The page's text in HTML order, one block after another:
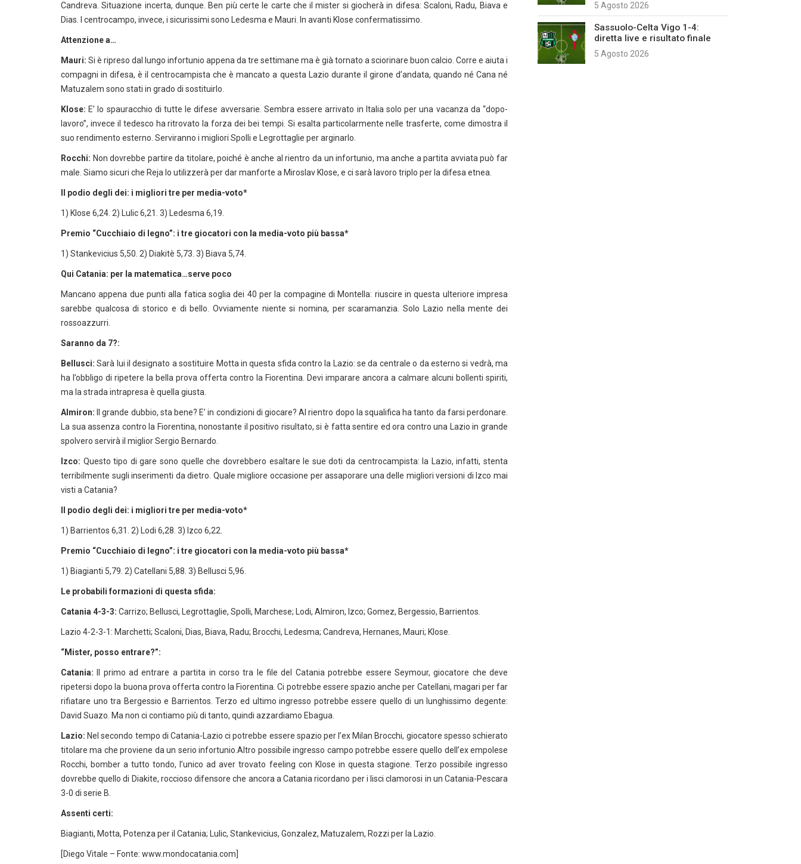
Candreva. Situazione incerta, dunque. Ben più certe le carte che il mister si giocherà in difesa: Scaloni, Radu, Biava e
Dias. I centrocampo, invece, i sicurissimi sono Ledesma e Mauri. In avanti Klose confermatissimo.
Attenzione a…
Mauri: Si è ripreso dal lungo infortunio appena da tre settimane ma è già tornato a sciorinare buon calcio. Corre e aiuta i
compagni in difesa, è il centrocampista che è mancato a questa Lazio durante il girone d’andata, quando né Cana né
Matuzalem sono stati in grado di sostituirlo.
Klose: E’ lo spauracchio di tutte le difese avversarie. Sembra essere arrivato in Italia solo per una vacanza da “dopo-
lavoro”, invece il tedesco ha ritrovato la forza dei bei tempi. Si esalta particolarmente nelle trasferte, come dimostra il
suo rendimento esterno. Serviranno i migliori Spolli e Legrottaglie per arginarlo.
Rocchi: Non dovrebbe partire da titolare, poiché è anche al rientro da un infortunio, ma anche a partita avviata può far
male. Siamo sicuri che Reja lo utilizzerà per dar manforte a Miroslav Klose, e ci sarà lavoro triplo per la difesa etnea.
Il podio degli dei: i migliori tre per media-voto*
1) Klose 6,24. 2) Lulic 6,21. 3) Ledesma 6,19.
Premio “Cucchiaio di legno”: i tre giocatori con la media-voto più bassa*
1) Stankevicius 5,50. 2) Diakitè 5,73. 3) Biava 5,74.
Qui Catania: per la matematica…serve poco
Mancano appena due punti alla fatica soglia dei 40 per la compagine di Montella: riuscire in questa ulteriore impresa
sarebbe qualcosa di storico e di bello. Ovviamente niente si nomina, per scaramanzia. Solo Lazio nella mente dei
rossoazzurri.
Saranno da 7?:
Bellusci: Sarà lui il designato a sostituire Motta in questa sfida contro la Lazio: se da centrale o da esterno si vedrà, ma
ha l’obbligo di ripetere la bella prova offerta contro la Fiorentina. Devi imparare ancora a calmare alcuni bollenti spiriti,
ma la strada intrapresa è quella giusta.
Almiron: Il grande dubbio, sta bene? E’ in condizioni di giocare? Al rientro dopo la squalifica ha tanto da farsi perdonare.
La sua assenza contro la Fiorentina, nonostante il positivo risultato, si è fatta sentire ed ora contro una Lazio in grande
spolvero servirà il miglior Sergio Bernardo.
Izco: Questo tipo di gare sono quelle che dovrebbero esaltare le sue doti da centrocampista: la Lazio, infatti, stenta
terribilmente sugli inserimenti da dietro. Quale migliore occasione per assaporare una delle migliori versioni di Izco mai
visti a Catania?
Il podio degli dei: i migliori tre per media-voto*
1) Barrientos 6,31. 2) Lodi 6,28. 3) Izco 6,22.
Premio “Cucchiaio di legno”: i tre giocatori con la media-voto più bassa*
1) Biagianti 5,79. 2) Catellani 5,88. 3) Bellusci 5,96.
Le probabili formazioni di questa sfida:
Catania 4-3-3: Carrizo; Bellusci, Legrottaglie, Spolli, Marchese; Lodi, Almiron, Izco; Gomez, Bergessio, Barrientos.
Lazio 4-2-3-1: Marchetti; Scaloni, Dias, Biava, Radu; Brocchi, Ledesma; Candreva, Hernanes, Mauri; Klose.
“Mister, posso entrare?”:
Catania: Il primo ad entrare a partita in corso tra le file del Catania potrebbe essere Seymour, giocatore che deve
ripetersi dopo la buona prova offerta contro la Fiorentina. Ci potrebbe essere spazio anche per Catellani, magari per far
rifiatare uno tra Bergessio e Barrientos. Terzo ed ultimo ingresso potrebbe essere quello di un lunghissimo degente:
David Suazo. Ma non ci contiamo più di tanto, quindi azzardiamo Ebagua.
Lazio: Nel secondo tempo di Catania-Lazio ci potrebbe essere spazio per l’ex Milan Brocchi, giocatore spesso schierato
titolare ma che proviene da un serio infortunio.Altro possibile ingresso campo potrebbe essere quello dell’ex empolese
Rocchi, bomber a tutto tondo, l’unico ad aver trovato feeling con Klose in questa stagione. Terzo possibile ingresso
dovrebbe quello di Diakite, roccioso difensore che ancora a Catania ricordano per i lisci clamorosi in un Catania-Pescara
3-0 di serie B.
Assenti certi:
Biagianti, Motta, Potenza per il Catania; Lulic, Stankevicius, Gonzalez, Matuzalem, Rozzi per la Lazio.
[Diego Vitale – Fonte: www.mondocatania.com]
5 Agosto 2026
Sassuolo-Celta Vigo 1-4:
diretta live e risultato finale
5 Agosto 2026